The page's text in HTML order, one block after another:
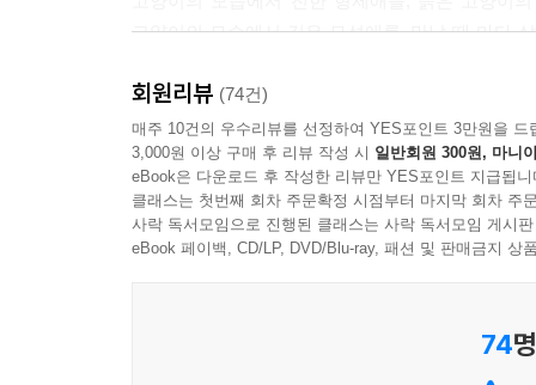
고양이의 모습에서 깊은 모성애를, 만날 때 마다
멸시당하지만, 친근하고 사랑스러운 길거리 이웃
내민다면 얼마든지 친구가 될 수 있는, 심장이 뜨
인식을 바꿔놓을 수는 없다. 일본이나 스페인,
불가능한 소망인지도 모르겠다. 하지만 저자는 '
이들도 저자에 말에 공감 할 수 있을 것이다. 좀
우리가 할 수 있는 최소한의 배려이니까.
이 책의 또 다른 특징은 저자뿐만 아니라 제작
회원리뷰 (74건)
매주 10건의 우수리뷰를 선정하여 YES포인트 3만원을 드
3,000원 이상 구매 후 리뷰 작성 시 일반회원 300원, 마니
eBook은 다운로드 후 작성한 리뷰만 YES포인트 지급됩니
클래스는 첫번째 회차 주문확정 시점부터 마지막 회차 주
사락 독서모임으로 진행된 클래스는 사락 독서모임 게시
eBook 페이백, CD/LP, DVD/Blu-ray, 패션 및 판매금지 상
74